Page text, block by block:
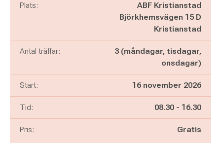
Plats:
ABF Kristianstad
Björkhemsvägen 15 D
Kristianstad
Antal träffar:
3 (måndagar, tisdagar,
onsdagar)
Start: 16 november 2026
Tid: Pågår mellan
08.30 - och
16.30
Pris: Gratis